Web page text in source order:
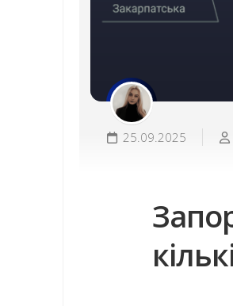
25.09.2025